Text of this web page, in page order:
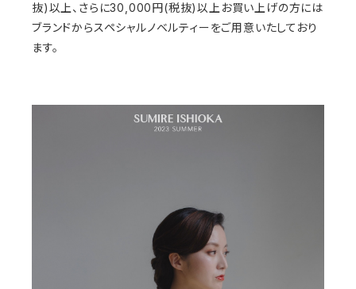
抜)以上、さらに30,000円(税抜)以上お買い上げの方には
ブランドからスペシャルノベルティーをご用意いたしており
ます。